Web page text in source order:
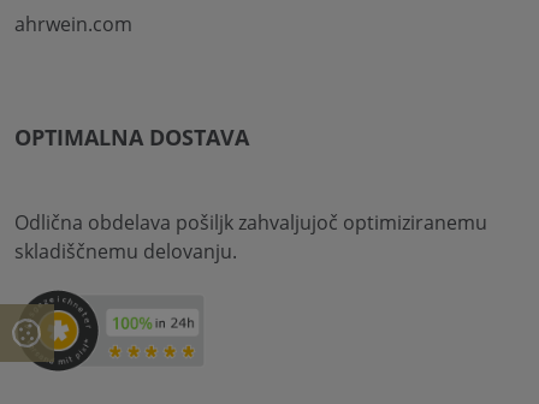
ahrwein.com
OPTIMALNA DOSTAVA
Odlična obdelava pošiljk zahvaljujoč optimiziranemu
skladiščnemu delovanju.